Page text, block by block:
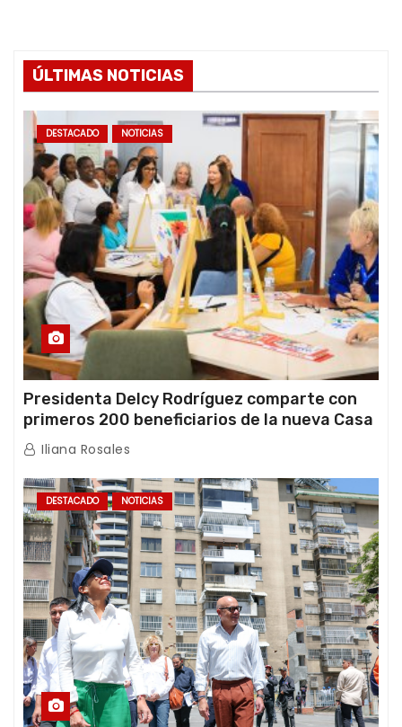
ÚLTIMAS NOTICIAS
DESTACADO NOTICIAS
Presidenta Delcy Rodríguez comparte con
primeros 200 beneficiarios de la nueva Casa
de los Abuelos “La Primavera” en Caracas
Iliana Rosales
DESTACADO NOTICIAS